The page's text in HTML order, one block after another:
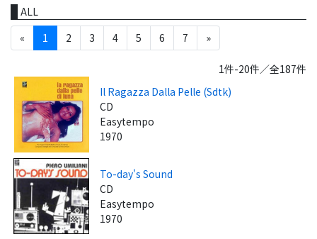
ALL
«
1 2 3 4 5 6 7 »
1件-20件／全187件
Il Ragazza Dalla Pelle (Sdtk)
CD
Easytempo
1970
To-day's Sound
CD
Easytempo
1970